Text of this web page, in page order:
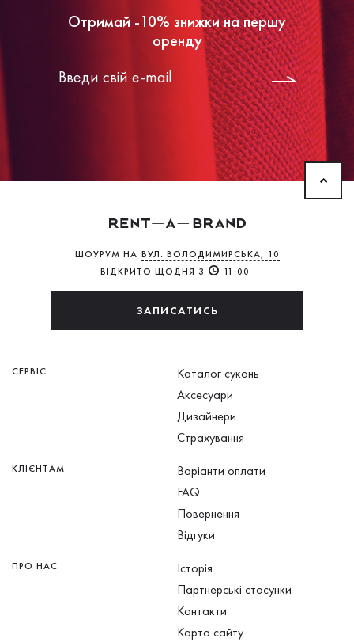
Отримай -10% знижки на першу
оренду
ШОУРУМ НА ВУЛ. ВОЛОДИМИРСЬКА, 10
ВІДКРИТО ЩОДНЯ З
11:00
ЗАПИСАТИСЬ
СЕРВІС
Каталог суконь
Аксесуари
Дизайнери
Страхування
КЛІЄНТАМ
Варіанти оплати
FAQ
Повернення
Відгуки
ПРО НАС
Історія
Партнерські стосунки
Контакти
Карта сайту